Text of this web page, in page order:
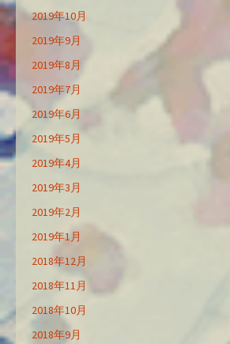
2019年10月
2019年9月
2019年8月
2019年7月
2019年6月
2019年5月
2019年4月
2019年3月
2019年2月
2019年1月
2018年12月
2018年11月
2018年10月
2018年9月